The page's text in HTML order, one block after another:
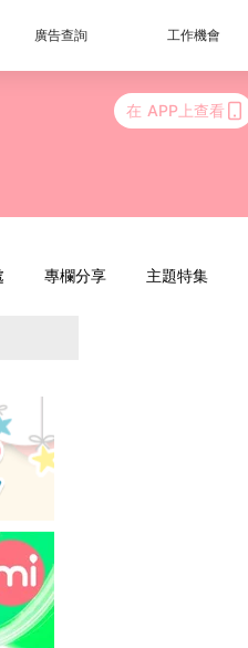
廣告查詢 工作機會
在 APP上查看
專欄分享 主題特集